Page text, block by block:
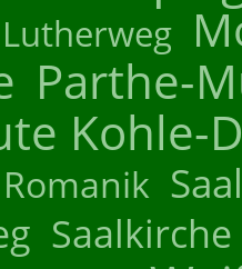
Lutherweg
Parthe-
Kohle-
Romanik
Saalkirche